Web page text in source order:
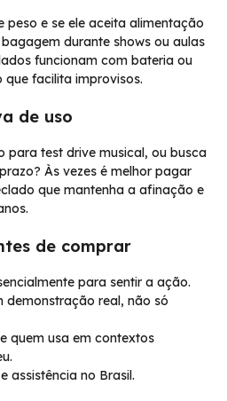
peso e se ele aceita alimentação
durante shows ou aulas
funcionam com bateria ou
facilita improvisos.
de uso
para test drive musical, ou busca
Às vezes é melhor pagar
que mantenha a afinação e
de comprar
para sentir a ação.
demonstração real, não só
quem usa em contextos
assistência no Brasil.